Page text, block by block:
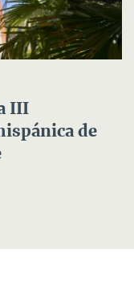
III
de